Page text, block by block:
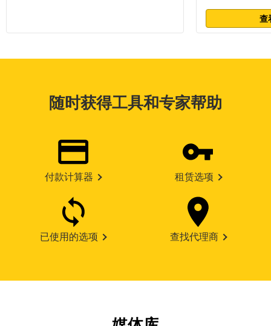
查
随时获得工具和专家帮助
付款计算器 租赁选项
已使用的选项 查找代理商